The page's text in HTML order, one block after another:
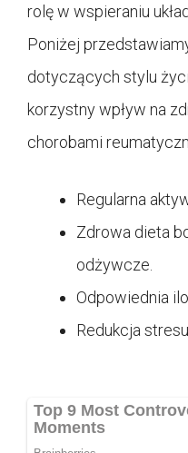
rolę w wspieraniu
Poniżej
dotyczących stylu
korzystny wpływ na
chorobami
Regularna
Zdrowa dieta
odżywcze.
Odpowiednia
Redukcja stresu.